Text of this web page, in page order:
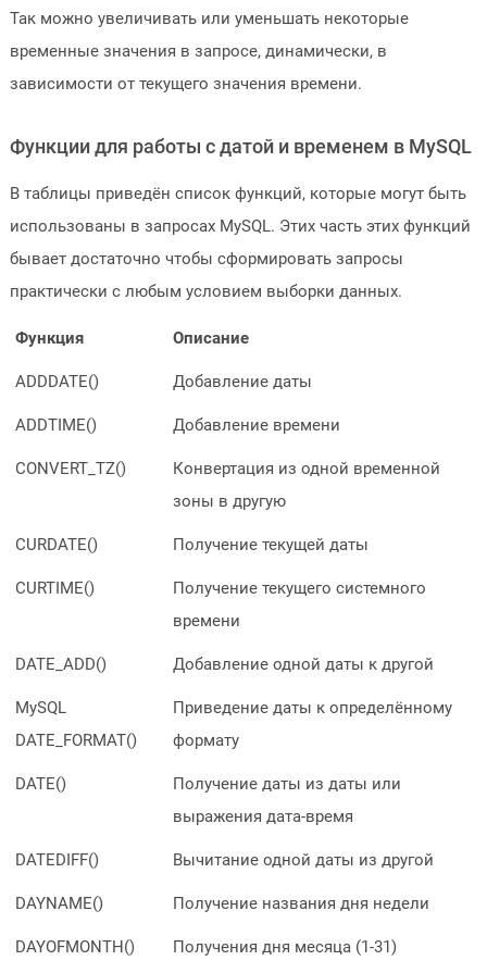
Так можно увеличивать или уменьшать некоторые
временные значения в запросе, динамически, в
зависимости от текущего значения времени.
Функции для работы с датой и временем в MySQL
В таблицы приведён список функций, которые могут быть
использованы в запросах MySQL. Этих часть этих функций
бывает достаточно чтобы сформировать запросы
практически с любым условием выборки данных.
Функция Описание
ADDDATE() Добавление даты
ADDTIME() Добавление времени
CONVERT_TZ()
Конвертация из одной временной
зоны в другую
CURDATE() Получение текущей даты
CURTIME()
Получение текущего системного
времени
DATE_ADD() Добавление одной даты к другой
MySQL
DATE_FORMAT()
Приведение даты к определённому
формату
DATE()
Получение даты из даты или
выражения дата-время
DATEDIFF() Вычитание одной даты из другой
DAYNAME() Получение названия дня недели
DAYOFMONTH() Получения дня месяца (1-31)